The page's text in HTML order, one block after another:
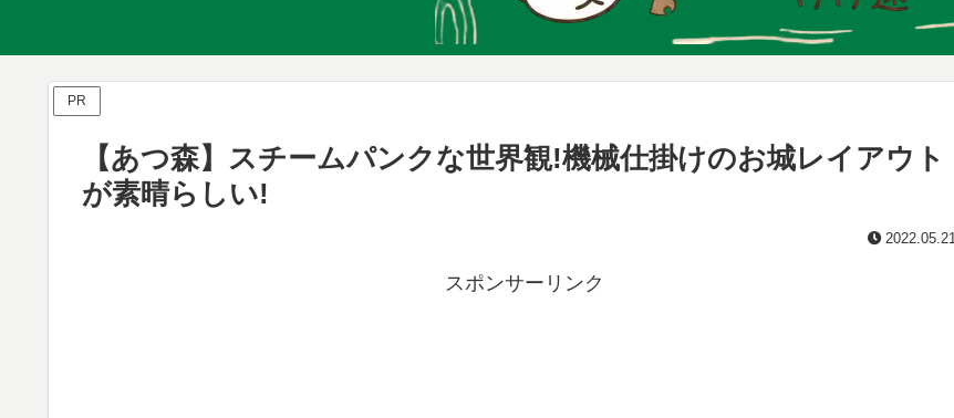
PR
【あつ森】スチームパンクな世界観!機械仕掛けのお城レイアウト
が素晴らしい!
2022.05.21
スポンサーリンク